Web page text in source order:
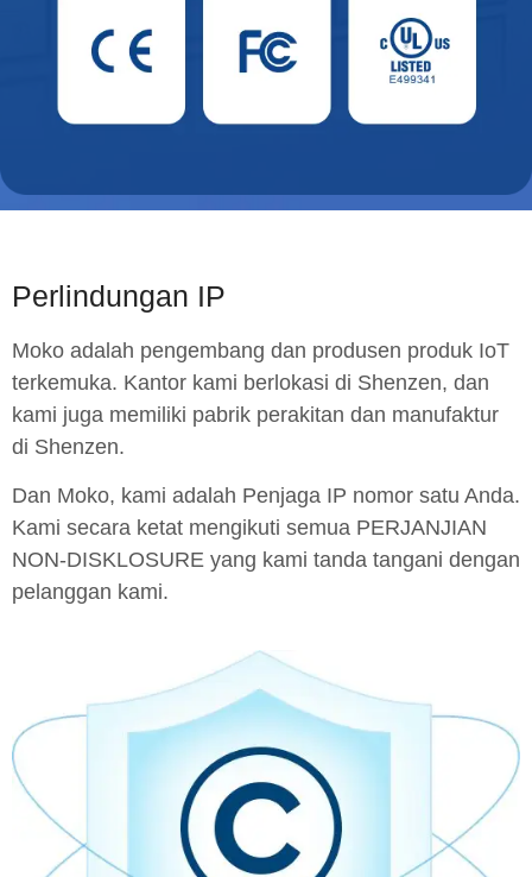
Perlindungan IP
Moko adalah pengembang dan produsen produk IoT
terkemuka. Kantor kami berlokasi di Shenzen, dan
kami juga memiliki pabrik perakitan dan manufaktur
di Shenzen.
Dan Moko, kami adalah Penjaga IP nomor satu Anda.
Kami secara ketat mengikuti semua PERJANJIAN
NON-DISKLOSURE yang kami tanda tangani dengan
pelanggan kami.